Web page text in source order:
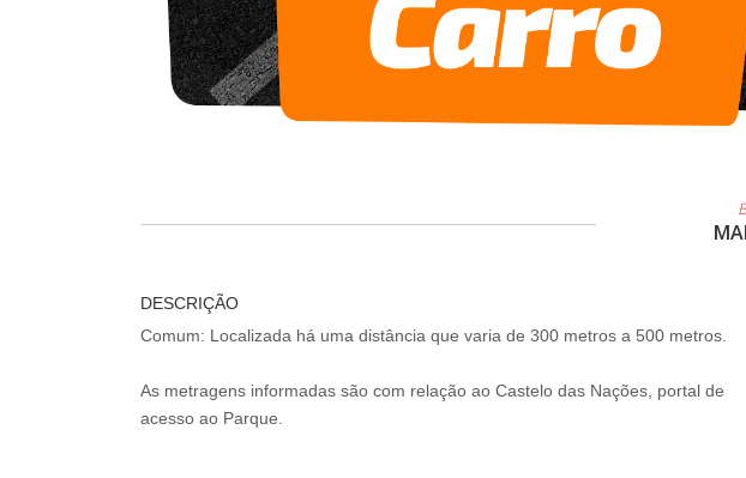
DESCRIÇÃO
Comum: Localizada há uma distância que varia de 300 metros a 500 metros.
As metragens informadas são com relação ao Castelo das Nações, portal de